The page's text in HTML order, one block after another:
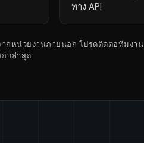
ทาง API
ากหน่วยงานภายนอก โปรดติดต่อทีมงาน
อบล่าสุด